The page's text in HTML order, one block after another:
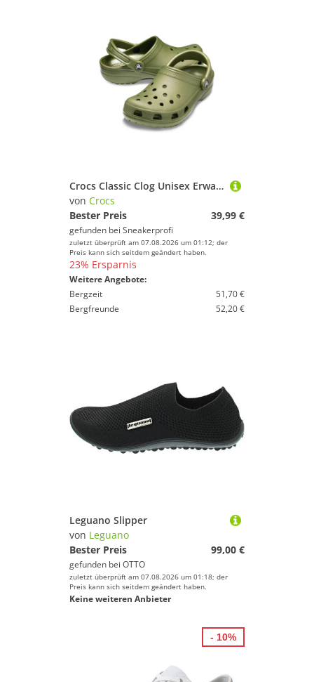
Crocs Classic Clog Unisex Erwachsene 10001-309 Army Green Grün
von Crocs
Bester Preis
39,99 €
gefunden bei Sneakerprofi
zuletzt überprüft am 07.08.2026 um 01:12; der
Preis kann sich seitdem geändert haben.
23% Ersparnis
Weitere Angebote:
Bergzeit
51,70 €
Bergfreunde
52,20 €
Leguano Slipper
von Leguano
Bester Preis
99,00 €
gefunden bei OTTO
zuletzt überprüft am 07.08.2026 um 01:18; der
Preis kann sich seitdem geändert haben.
Keine weiteren Anbieter
- 10%